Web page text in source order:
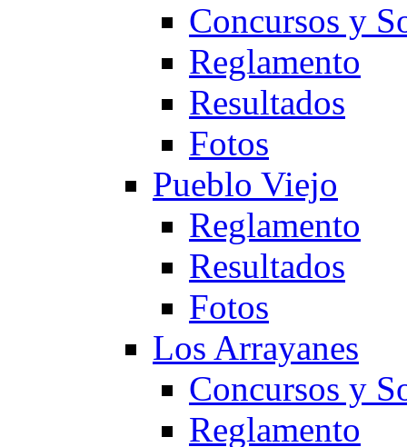
Concursos y
Reglamento
Resultados
Fotos
Pueblo Viejo
Reglamento
Resultados
Fotos
Los Arrayanes
Concursos y
Reglamento